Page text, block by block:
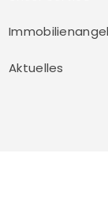
Aktuelles